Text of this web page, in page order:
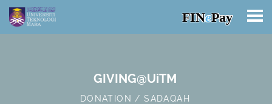
FINePay
GIVING@UiTM
DONATION / SADAQAH